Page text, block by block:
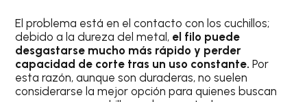
El problema está en el contacto con los cuchillos;
debido a la dureza del metal, el filo puede
desgastarse mucho más rápido y perder
capacidad de corte tras un uso constante. Por
esta razón, aunque son duraderas, no suelen
considerarse la mejor opción para quienes buscan